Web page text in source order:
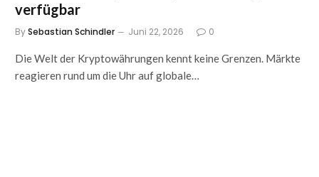
verfügbar
BySebastian Schindler Juni 22, 2026 0
Die Welt der Kryptowährungen kennt keine Grenzen. Märkte
reagieren rund um die Uhr auf globale…